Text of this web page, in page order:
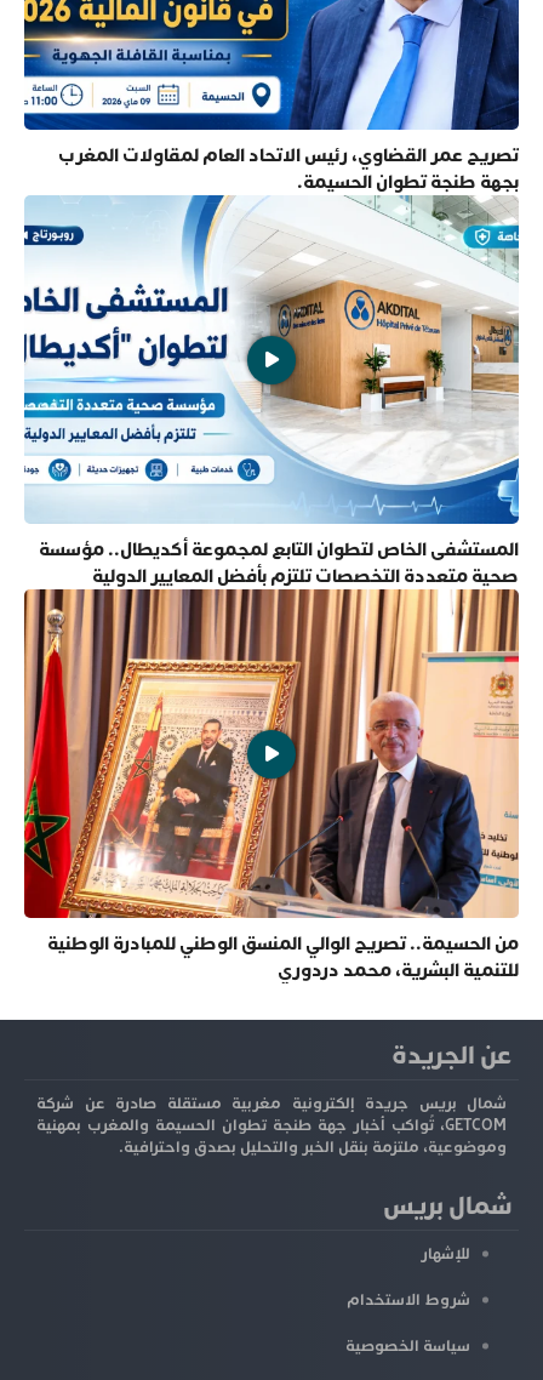
تصريح عمر القضاوي، رئيس الاتحاد العام لمقاولات المغرب
بجهة طنجة تطوان الحسيمة.
المستشفى الخاص لتطوان التابع لمجموعة أكديطال.. مؤسسة
صحية متعددة التخصصات تلتزم بأفضل المعايير الدولية
من الحسيمة.. تصريح الوالي المنسق الوطني للمبادرة الوطنية
للتنمية البشرية، محمد دردوري
عن الجريدة
شمال بريس جريدة إلكترونية مغربية مستقلة صادرة عن شركة
GETCOM، تُواكب أخبار جهة طنجة تطوان الحسيمة والمغرب بمهنية
وموضوعية، ملتزمة بنقل الخبر والتحليل بصدق واحترافية.
شمال بريس
للإشهار
شروط الاستخدام
سياسة الخصوصية